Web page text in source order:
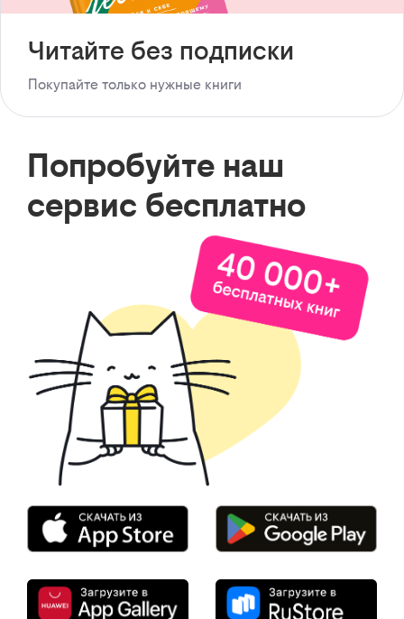
Читайте без подписки
Покупайте только нужные книги
Попробуйте наш
сервис бесплатно